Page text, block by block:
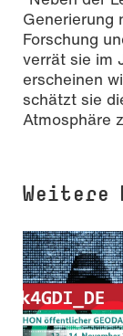
Generierung
Forschung
verrät sie im
erscheinen
schätzt sie
Atmosphäre
Weitere